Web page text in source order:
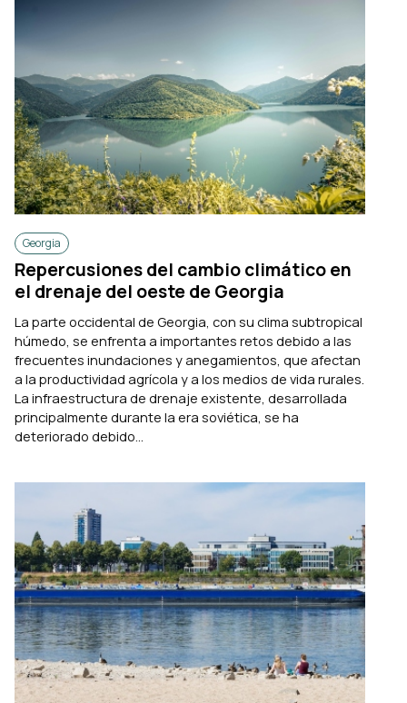
Georgia
Repercusiones del cambio climático en
el drenaje del oeste de Georgia
La parte occidental de Georgia, con su clima subtropical
húmedo, se enfrenta a importantes retos debido a las
frecuentes inundaciones y anegamientos, que afectan
a la productividad agrícola y a los medios de vida rurales.
La infraestructura de drenaje existente, desarrollada
principalmente durante la era soviética, se ha
deteriorado debido...